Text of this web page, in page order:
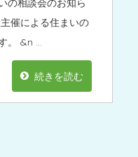
催による住まいの
。 &n …
続きを読む